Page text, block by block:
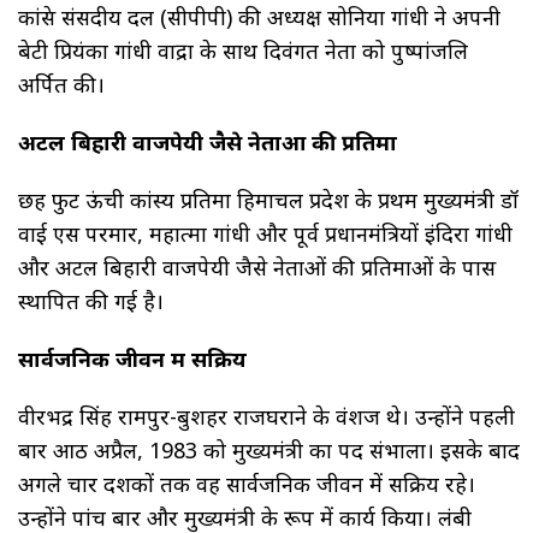
कांग्रेस संसदीय दल (सीपीपी) की अध्यक्ष सोनिया गांधी ने अपनी
बेटी प्रियंका गांधी वाद्रा के साथ दिवंगत नेता को पुष्पांजलि
अर्पित की।
अटल बिहारी वाजपेयी जैसे नेताओं की प्रतिमा
छह फुट ऊंची कांस्य प्रतिमा हिमाचल प्रदेश के प्रथम मुख्यमंत्री डॉ
वाई एस परमार, महात्मा गांधी और पूर्व प्रधानमंत्रियों इंदिरा गांधी
और अटल बिहारी वाजपेयी जैसे नेताओं की प्रतिमाओं के पास
स्थापित की गई है।
सार्वजनिक जीवन में सक्रिय
वीरभद्र सिंह रामपुर-बुशहर राजघराने के वंशज थे। उन्होंने पहली
बार आठ अप्रैल, 1983 को मुख्यमंत्री का पद संभाला। इसके बाद
अगले चार दशकों तक वह सार्वजनिक जीवन में सक्रिय रहे।
उन्होंने पांच बार और मुख्यमंत्री के रूप में कार्य किया। लंबी